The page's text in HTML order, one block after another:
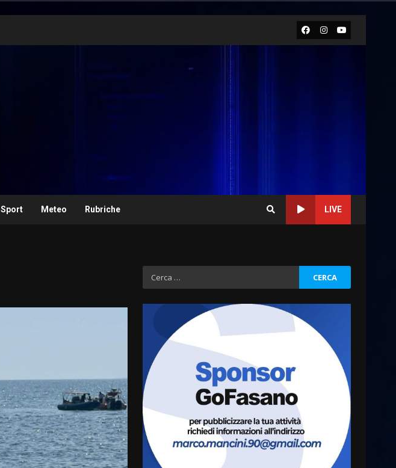
Facebook
Instagram
Youtube
Sport Meteo Rubriche LIVE
Ricerca
per:
Politiche Giovanili e Mobilità
studenti universitari del
bando “La strada giusta”
8 Agosto 2026 07:15
4
“I Contestatori: Musica di
Rivoluzione”: nuovo
appuntamento con “Fasano in
Banda”
7 Agosto 2026 06:05